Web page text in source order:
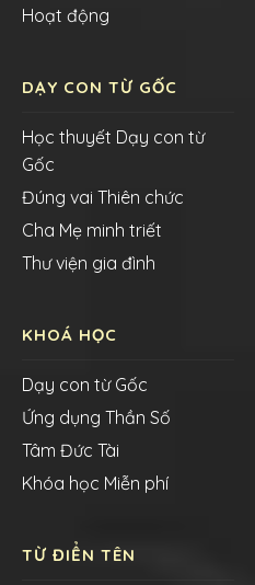
Hoạt động
DẠY CON TỪ GỐC
Học thuyết Dạy con từ
Gốc
Đúng vai Thiên chức
Cha Mẹ minh triết
Thư viện gia đình
KHOÁ HỌC
Dạy con từ Gốc
Ứng dụng Thần Số
Tâm Đức Tài
Khóa học Miễn phí
TỪ ĐIỂN TÊN